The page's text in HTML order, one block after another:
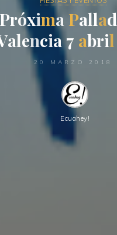
Próxima Pallad
alencia 7 abril
20 MARZO 2018
Ecuahey!